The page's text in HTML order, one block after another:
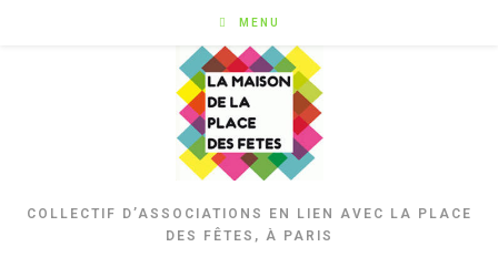
MENU
COLLECTIF D’ASSOCIATIONS EN LIEN AVEC LA PLACE
DES FÊTES, À PARIS